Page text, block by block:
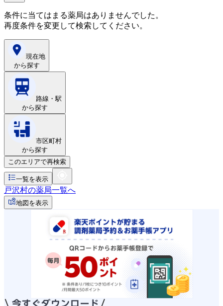
条件に当てはまる薬局はありませんでした。
再度条件を変更して検索してください。
現在地
から探す
路線・駅
から探す
市区町村
から探す
このエリアで再検索
一覧を表示
戸沢村の薬局一覧へ
地図を表示